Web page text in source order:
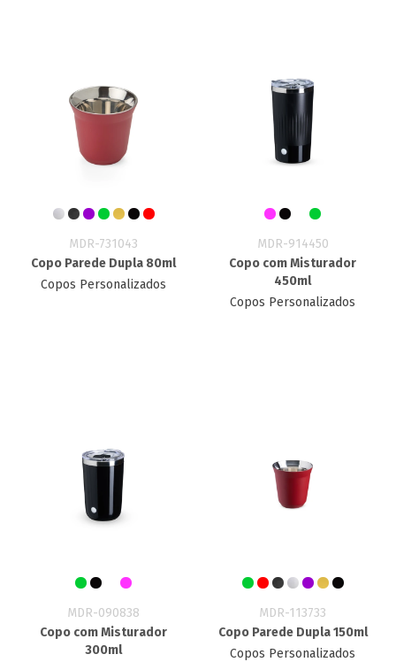
MDR-731043
Copo Parede Dupla 80ml
Copos Personalizados
MDR-914450
Copo com Misturador
450ml
Copos Personalizados
MDR-090838
Copo com Misturador
300ml
MDR-113733
Copo Parede Dupla 150ml
Copos Personalizados